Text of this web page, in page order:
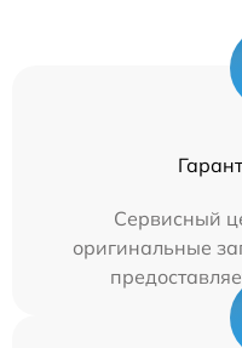
Сервисный
оригинальные